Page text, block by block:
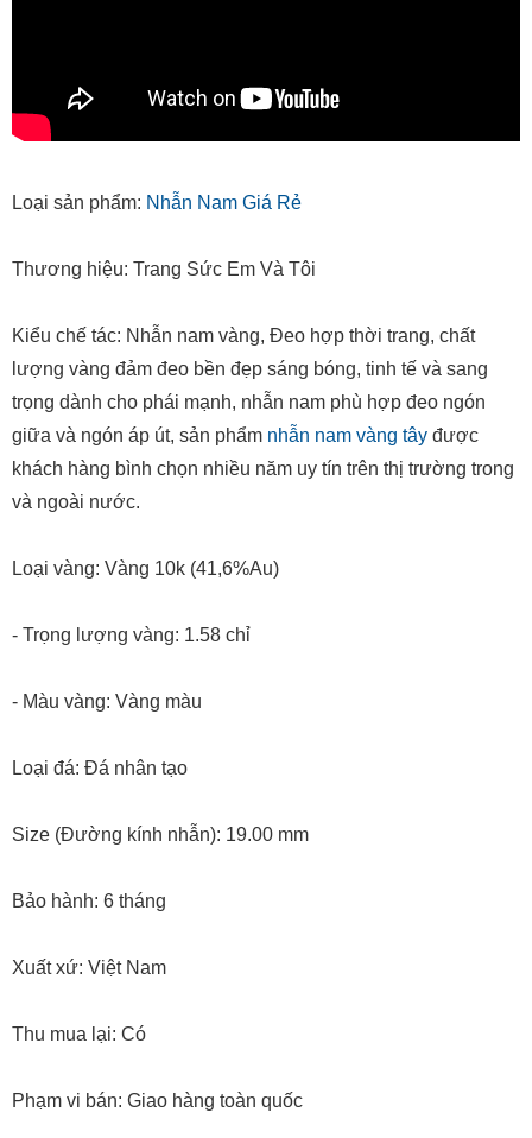
Loại sản phẩm: Nhẫn Nam Giá Rẻ
Thương hiệu: Trang Sức Em Và Tôi
Kiểu chế tác: Nhẫn nam vàng, Đeo hợp thời trang, chất
lượng vàng đảm đeo bền đẹp sáng bóng, tinh tế và sang
trọng dành cho phái mạnh, nhẫn nam phù hợp đeo ngón
giữa và ngón áp út, sản phẩm nhẫn nam vàng tây được
khách hàng bình chọn nhiều năm uy tín trên thị trường trong
và ngoài nước.
Loại vàng: Vàng 10k (41,6%Au)
- Trọng lượng vàng: 1.58 chỉ
- Màu vàng: Vàng màu
Loại đá: Đá nhân tạo
Size (Đường kính nhẫn): 19.00 mm
Bảo hành: 6 tháng
Xuất xứ: Việt Nam
Thu mua lại: Có
Phạm vi bán: Giao hàng toàn quốc